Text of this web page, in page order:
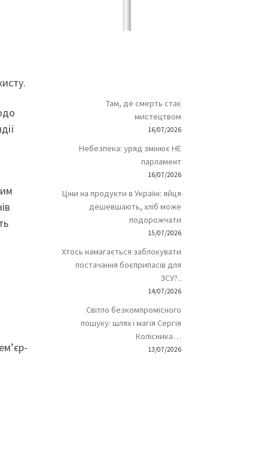
Там, де смерть стає
мистецтвом
16/07/2026
Небезпека: уряд змінює НЕ
парламент
16/07/2026
Ціни на продукти в Україні: яйця
дешевшають, хліб може
подорожчати
15/07/2026
Хтось намагається заблокувати
постачання боєприпасів для
ЗСУ?..
14/07/2026
Світло безкомпромісного
пошуку: шлях і магія Сергія
Колісника…
13/07/2026